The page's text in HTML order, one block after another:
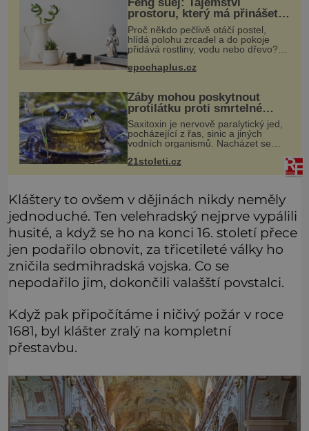
prostoru, který má přinášet
štěstí
Proč někdo pečlivě otáčí postel,
hlídá polohu zrcadel a do pokoje
přidává rostliny, vodu nebo dřevo?
Feng šuej tvrdí, že domov není jen
soubor zdí a nábytku. Je to prostor,
epochaplus.cz
Žáby mohou poskytnout
protilátku proti smrtelné
otravě měkkýši
Saxitoxin je nervově paralytický jed,
pocházející z řas, sinic a jiných
vodních organismů. Nacházet se
mlžích, jako jsou ústřice nebo slávky.
K příznakům otravy patří
21stoleti.cz
Kláštery to ovšem v dějinách nikdy neměly
jednoduché. Ten velehradský nejprve vypálili
husité, a když se ho na konci 16. století přece
jen podařilo obnovit, za třicetileté války ho
zničila sedmihradská vojska. Co se
nepodařilo jim, dokončili valašští povstalci.
Když pak připočítáme i ničivý požár v roce
1681, byl klášter zralý na kompletní
přestavbu.